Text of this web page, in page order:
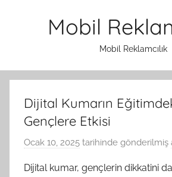
Mobil
Mobil Reklamcılık
Dijital Kumarın
Gençlere Etkisi
Ocak 10, 2025 tarihinde gönderilmiş
Dijital kumar, gençlerin dikkatini